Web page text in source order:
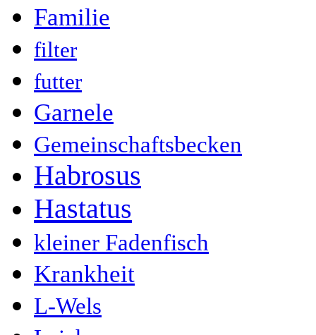
Familie
filter
futter
Garnele
Gemeinschaftsbecken
Habrosus
Hastatus
kleiner Fadenfisch
Krankheit
L-Wels